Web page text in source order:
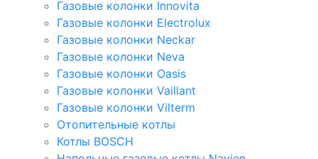
Газовые колонки Innovita
Газовые колонки Electrolux
Газовые колонки Neckar
Газовые колонки Neva
Газовые колонки Oasis
Газовые колонки Vaillant
Газовые колонки Vilterm
Отопительные котлы
Котлы BOSCH